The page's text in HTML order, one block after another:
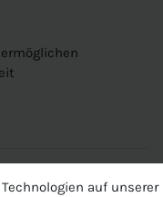
auf unserer